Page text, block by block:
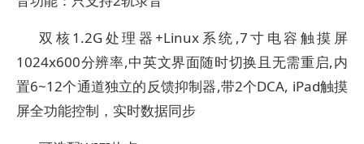
双核1.2G处理器+Linux系统,7寸电容触摸屏
1024x600分辨率,中英文界面随时切换且无需重启,内
置6~12个通道独立的反馈抑制器,带2个DCA, iPad触摸
屏全功能控制，实时数据同步